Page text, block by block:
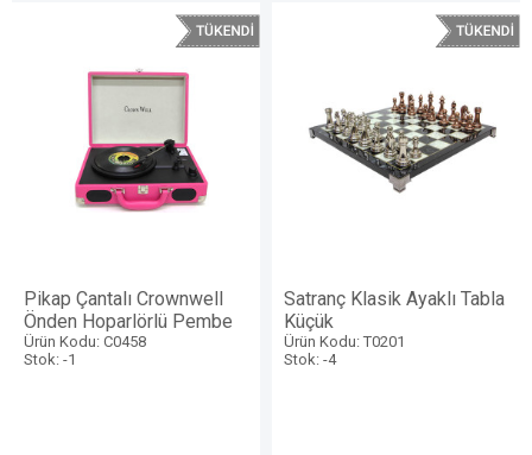
Pikap Çantalı Crownwell
Önden Hoparlörlü Pembe
Ürün Kodu: C0458
Stok: -1
Satranç Klasik Ayaklı Tabla
Küçük
Ürün Kodu: T0201
Stok: -4